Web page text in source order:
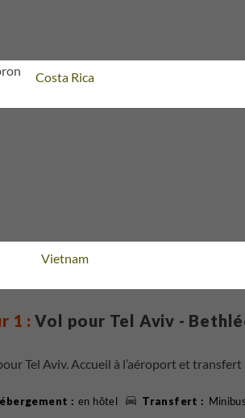
Voyage
Costa Rica
Voyage
Vietnam
Vol pour Tel Aviv -
Tel Aviv. Accueil à l’aéroport et
en hôtel